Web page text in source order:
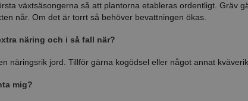
växtsäsongerna så att plantorna etableras ordentligt. Gräv
når. Om det är torrt så behöver bevattningen ökas.
näring och i så fall när?
näringsrik jord. Tillför gärna kogödsel eller något annat
mig?